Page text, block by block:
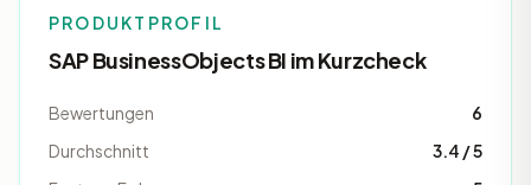
PRODUKTPROFIL
SAP BusinessObjects BI im Kurzcheck
Bewertungen
6
Durchschnitt
3.4 / 5